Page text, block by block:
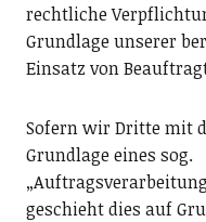
rechtliche
Grundlage unserer
Einsatz von
Sofern wir Dritte mit
Grundlage eines sog.
geschieht dies auf